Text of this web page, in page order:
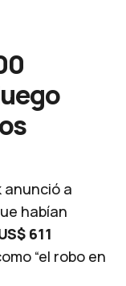
anunció a
habían
611
“el robo en